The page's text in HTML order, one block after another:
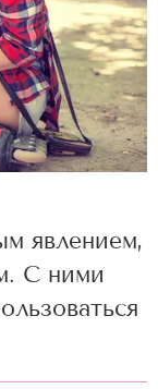
явлением,
С ними